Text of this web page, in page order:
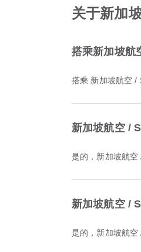
关于新加
搭乘新加坡航
搭乘 新加坡航
新加坡航空 /
是的，新加坡航
新加坡航空 /
是的，新加坡航